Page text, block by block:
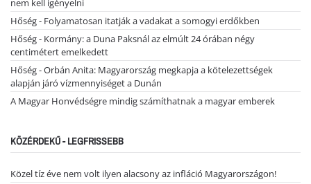
Hőség - Folyamatosan itatják a vadakat a somogyi erdőkben
Hőség - Kormány: a Duna Paksnál az elmúlt 24 órában négy
centimétert emelkedett
Hőség - Orbán Anita: Magyarország megkapja a kötelezettségek
alapján járó vízmennyiséget a Dunán
A Magyar Honvédségre mindig számíthatnak a magyar emberek
KÖZÉRDEKŰ - LEGFRISSEBB
Közel tíz éve nem volt ilyen alacsony az infláció Magyarországon!